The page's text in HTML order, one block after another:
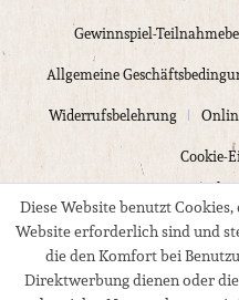
Gewinnspiel-
Allgemeine
Widerrufsbelehrung
Cookie-
© 2024
Diese Website benutzt
Website erforderlich sind und
die den Komfort bei
Direktwerbung dienen oder